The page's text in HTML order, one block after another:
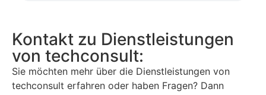
Kontakt zu Dienstleistungen
von techconsult:
Sie möchten mehr über die Dienstleistungen von
techconsult erfahren oder haben Fragen? Dann